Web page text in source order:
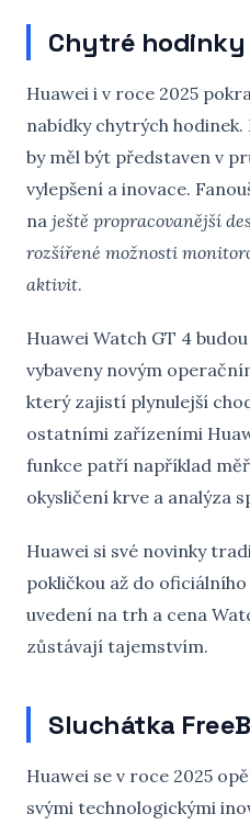
Chytré hodinky
Huawei i v roce 2025
nabídky chytrých
by měl být představen v
vylepšení a inovace.
na ještě propracovanější
rozšířené možnosti
aktivit.
Huawei Watch GT 4
vybaveny novým
který zajistí plynulejší
ostatními zařízeními
funkce patří například
okysličení krve a analýza
Huawei si své novinky
pokličkou až do
uvedení na trh a cena
zůstávají tajemstvím.
Sluchátka
Huawei se v roce 2025
svými technologickými